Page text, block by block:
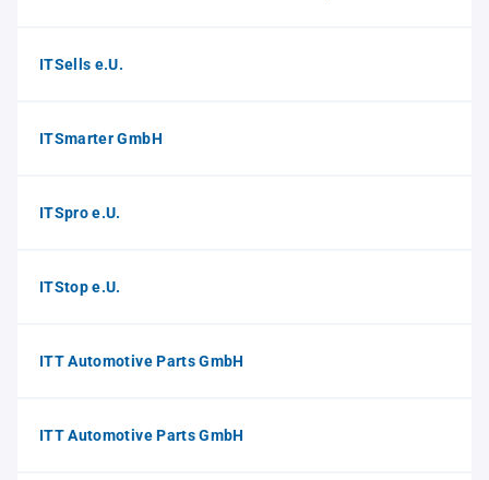
ITSells e.U.
ITSmarter GmbH
ITSpro e.U.
ITStop e.U.
ITT Automotive Parts GmbH
ITT Automotive Parts GmbH